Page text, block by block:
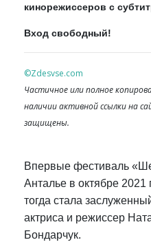
кинорежиссеров с
Вход свободный!
©Zdesvse.com
Частичное или полное
наличии активной ссылки на
защищены.
Впервые фестиваль
Анталье в октябре 2021
тогда стала
актриса и режиссер
Бондарчук.